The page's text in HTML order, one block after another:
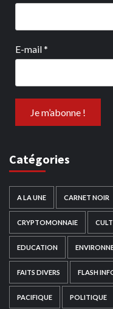
E-mail*
Catégories
A LA UNE CARNET NOIR
CRYPTOMONNAIE
EDUCATION
FAITS DIVERS FLASH
PACIFIQUE POLITIQUE